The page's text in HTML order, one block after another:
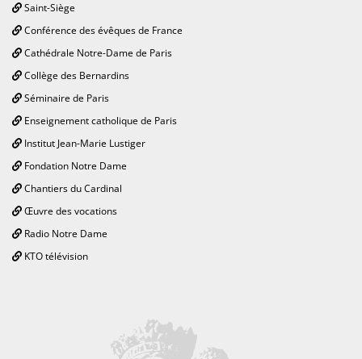
Saint-Siège
Conférence des évêques de France
Cathédrale Notre-Dame de Paris
Collège des Bernardins
Séminaire de Paris
Enseignement catholique de Paris
Institut Jean-Marie Lustiger
Fondation Notre Dame
Chantiers du Cardinal
Œuvre des vocations
Radio Notre Dame
KTO télévision